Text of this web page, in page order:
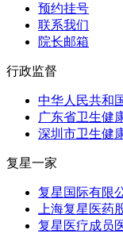
预约挂号
联系我们
院长邮箱
行政监督
中华人民共和
广东省卫生健
深圳市卫生健
复星一家
复星国际有限
上海复星医药
复星医疗成员